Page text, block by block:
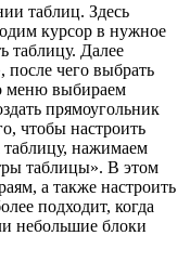
таблиц. Здесь
курсор в нужное
таблицу. Далее
после чего выбрать
меню выбираем
прямоугольник
чтобы настроить
нажимаем
таблицы». В этом
а также настроить
подходит, когда
небольшие блоки